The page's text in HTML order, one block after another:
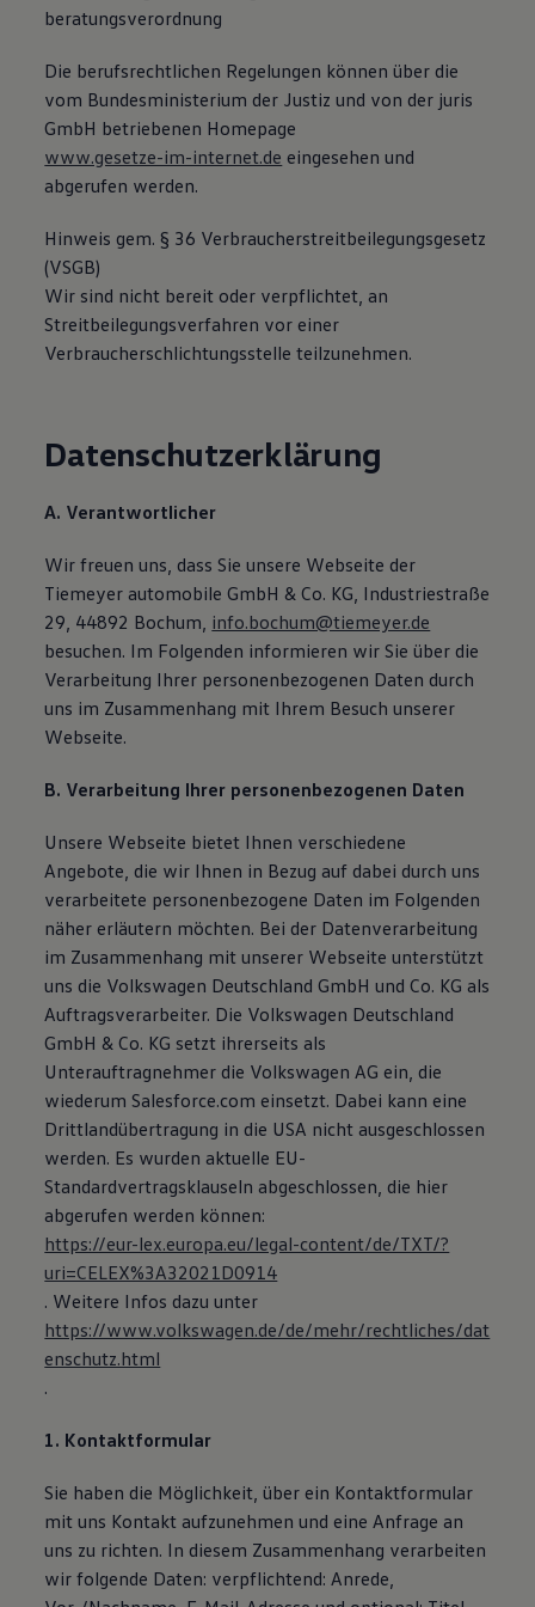
Magazin
Transport
Familie
Elektromobilität
Volkswagen R
Pannen- und Unfallhilfe
Volkswagen Kundenbetreuung
beratungsverordnung
Die berufsrechtlichen Regelungen können über die
vom Bundesministerium der Justiz und von der juris
GmbH betriebenen Homepage
www.gesetze-im-internet.de eingesehen und
abgerufen werden.
Hinweis gem. § 36 Verbraucherstreitbeilegungsgesetz
(VSGB)
Wir sind nicht bereit oder verpflichtet, an
Streitbeilegungsverfahren vor einer
Verbraucherschlichtungsstelle teilzunehmen.
Datenschutzerklärung
A. Verantwortlicher
Wir freuen uns, dass Sie unsere Webseite der
Tiemeyer automobile GmbH & Co. KG, Industriestraße
29, 44892 Bochum, info.bochum@tiemeyer.de
besuchen. Im Folgenden informieren wir Sie über die
Verarbeitung Ihrer personenbezogenen Daten durch
uns im Zusammenhang mit Ihrem Besuch unserer
Webseite.
B. Verarbeitung Ihrer personenbezogenen Daten
Unsere Webseite bietet Ihnen verschiedene
Angebote, die wir Ihnen in Bezug auf dabei durch uns
verarbeitete personenbezogene Daten im Folgenden
näher erläutern möchten. Bei der Datenverarbeitung
im Zusammenhang mit unserer Webseite unterstützt
uns die Volkswagen Deutschland GmbH und Co. KG als
Auftragsverarbeiter. Die Volkswagen Deutschland
GmbH & Co. KG setzt ihrerseits als
Unterauftragnehmer die Volkswagen AG ein, die
wiederum Salesforce.com einsetzt. Dabei kann eine
Drittlandübertragung in die USA nicht ausgeschlossen
werden. Es wurden aktuelle EU-
Standardvertragsklauseln abgeschlossen, die hier
abgerufen werden können:
https://eur-lex.europa.eu/legal-content/de/TXT/?
uri=CELEX%3A32021D0914
. Weitere Infos dazu unter
https://www.volkswagen.de/de/mehr/rechtliches/dat
enschutz.html
.
1. Kontaktformular
Sie haben die Möglichkeit, über ein Kontaktformular
mit uns Kontakt aufzunehmen und eine Anfrage an
uns zu richten. In diesem Zusammenhang verarbeiten
wir folgende Daten: verpflichtend: Anrede,